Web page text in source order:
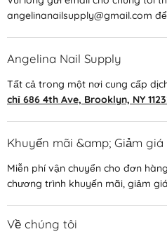
angelinanailsupply@gmail.com
Angelina Nail Supply
Tất cả trong một nơi cung cấp
chỉ 686 4th Ave, Brooklyn, NY
Khuyến mãi &amp; Giảm giá
Miễn phí vận chuyển cho đơn
chương trình khuyến mãi, giảm giá
Về chúng tôi